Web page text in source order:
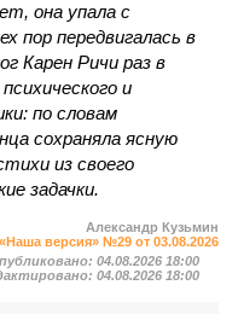
она упала с
пор передвигалась в
Карен Ричи раз в
и
по словам
сохраняла ясную
из своего
задачки.
Александр Кузьмин
«Наша версия» №29 от 03.08.2026
04.08.2026 18:00
04.08.2026 18:00